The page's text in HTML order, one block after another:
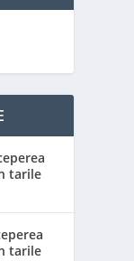
tarile
tarile